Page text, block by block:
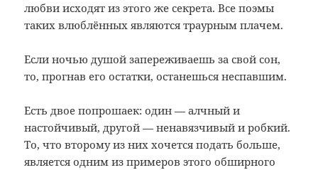
любви исходят из этого же секрета. Все поэмы
таких влюблённых являются траурным плачем.
Если ночью душой запереживаешь за свой сон,
то, прогнав его остатки, останешься неспавшим.
Есть двое попрошаек: один — алчный и
настойчивый, другой — ненавязчивый и робкий.
То, что второму из них хочется подать больше,
является одним из примеров этого обширного